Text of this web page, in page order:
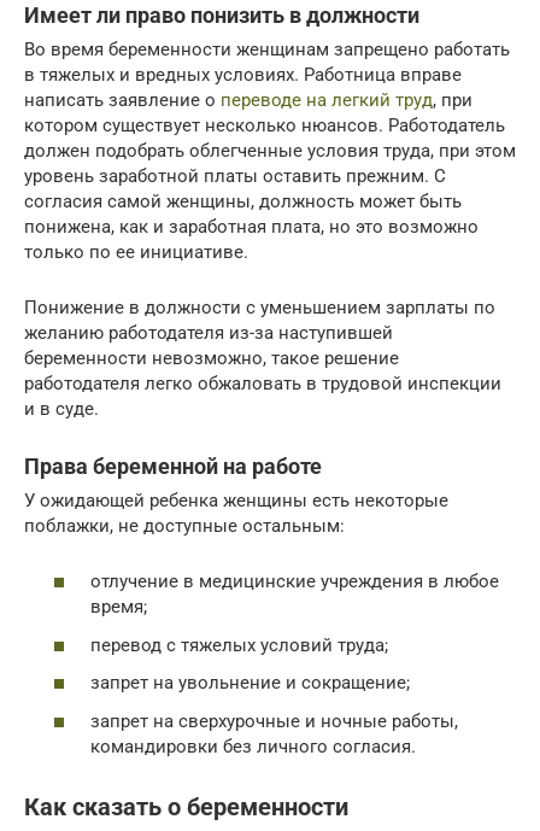
Имеет ли право понизить в должности
Во время беременности женщинам запрещено работать
в тяжелых и вредных условиях. Работница вправе
написать заявление о переводе на легкий труд, при
котором существует несколько нюансов. Работодатель
должен подобрать облегченные условия труда, при этом
уровень заработной платы оставить прежним. С
согласия самой женщины, должность может быть
понижена, как и заработная плата, но это возможно
только по ее инициативе.
Понижение в должности с уменьшением зарплаты по
желанию работодателя из-за наступившей
беременности невозможно, такое решение
работодателя легко обжаловать в трудовой инспекции
и в суде.
Права беременной на работе
У ожидающей ребенка женщины есть некоторые
поблажки, не доступные остальным:
отлучение в медицинские учреждения в любое
время;
перевод с тяжелых условий труда;
запрет на увольнение и сокращение;
запрет на сверхурочные и ночные работы,
командировки без личного согласия.
Как сказать о беременности